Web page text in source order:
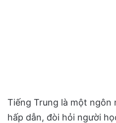
Tiếng Trung là một
hấp dẫn, đòi hỏi người